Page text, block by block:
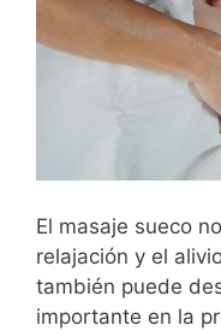
El masaje sueco
relajación y el
también puede
importante en la